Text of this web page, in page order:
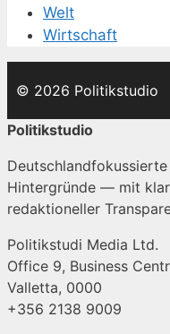
Welt
Wirtschaft
© 2026 Politikstudio
Politikstudio
Hintergründe — mit
redaktioneller
Politikstudi Media Ltd.
Office 9, Business
Valletta, 0000
+356 2138 9009